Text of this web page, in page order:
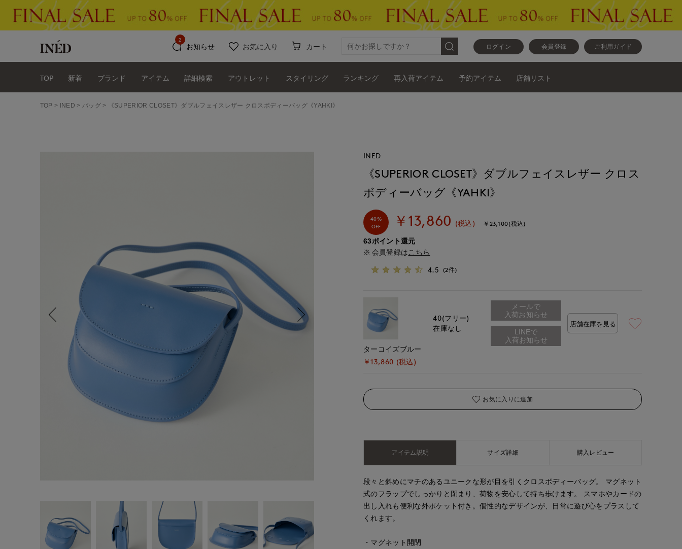
ログイン 会員登録 ご利用ガイド
お知らせ
2
お気に入り カート
TOP 新着 ブランド アイテム 詳細検索 アウトレット スタイリング ランキング 再入荷アイテム 予約アイテム 店舗リスト
TOP INED バッグ 《SUPERIOR CLOSET》ダブルフェイスレザー クロスボディーバッグ《YAHKI》
INED
《SUPERIOR CLOSET》ダブルフェイスレザー クロス
ボディーバッグ《YAHKI》
40%
OFF
￥13,860 (税込) ￥23,100(税込)
63ポイント還元
会員登録は こちら
4.5 (2件)
ターコイズブルー
￥13,860 (税込)
40(フリー)
在庫なし
メールで
入荷お知らせ
店舗在庫を見る
お気に入りに追加
アイテム説明 サイズ詳細 購入レビュー
段々と斜めにマチのあるユニークな形が目を引くクロスボディーバッグ。 マグネット
式のフラップでしっかりと閉まり、荷物を安心して持ち歩けます。 スマホやカードの
出し入れも便利な外ポケット付き。個性的なデザインが、日常に遊び心をプラスして
くれます。
・マグネット開閉